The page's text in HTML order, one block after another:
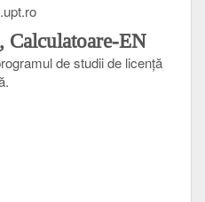
Calculatoare-EN
de studii de licenţă